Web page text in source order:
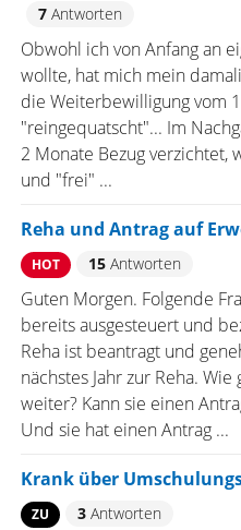
7Antworten
Obwohl ich von Anfang an
wollte, hat mich mein
die Weiterbewilligung vom
"reingequatscht"... Im
2 Monate Bezug
und "frei" ...
Reha und Antrag auf
HOT 15Antworten
Guten Morgen. Folgende
bereits ausgesteuert und
Reha ist beantragt und
nächstes Jahr zur Reha.
weiter? Kann sie einen
Und sie hat einen Antrag ...
Krank über
ZU 3Antworten